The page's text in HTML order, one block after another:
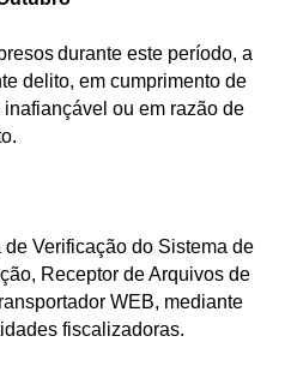
durante este período, a
delito, em cumprimento de
ou em razão de
Verificação do Sistema de
Receptor de Arquivos de
WEB, mediante
fiscalizadoras.